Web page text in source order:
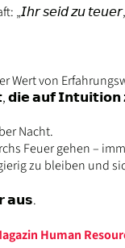
„𝘐𝘩𝘳 𝘴𝘦𝘪𝘥 𝘻𝘶
Wert von
𝗮𝘂𝗳
Nacht.
Feuer gehen –
zu bleiben und
𝗮𝘂𝘀.
Human